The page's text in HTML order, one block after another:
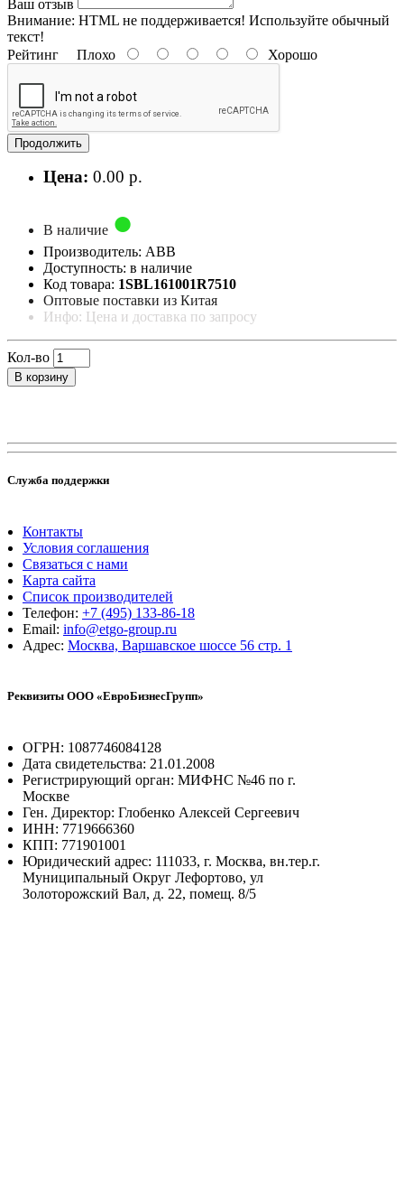
Ваш отзыв
Внимание: HTML не поддерживается! Используйте обычный
текст!
Рейтинг Плохо Хорошо
Продолжить
Цена: 0.00 р.
В наличие
Производитель: ABB
Доступность: в наличие
Код товара: 1SBL161001R7510
Оптовые поставки из Китая
Инфо: Цена и доставка по запросу
Кол-во
В корзину
Служба поддержки
Контакты
Условия соглашения
Связаться с нами
Карта сайта
Список производителей
Телефон: +7 (495) 133-86-18
Email: info@etgo-group.ru
Адрес: Москва, Варшавское шоссе 56 стр. 1
Реквизиты ООО «ЕвроБизнесГрупп»
ОГРН: 1087746084128
Дата свидетельства: 21.01.2008
Регистрирующий орган: МИФНС №46 по г.
Москве
Ген. Директор: Глобенко Алексей Сергеевич
ИНН: 7719666360
КПП: 771901001
Юридический адрес: 111033, г. Москва, вн.тер.г.
Муниципальный Округ Лефортово, ул
Золоторожский Вал, д. 22, помещ. 8/5